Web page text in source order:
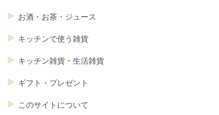
お酒・お茶・ジュース
キッチンで使う雑貨
キッチン雑貨・生活雑貨
ギフト・プレゼント
このサイトについて